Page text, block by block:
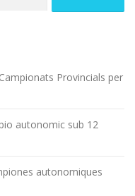
Provincials per
autonomic sub 12
autonomiques